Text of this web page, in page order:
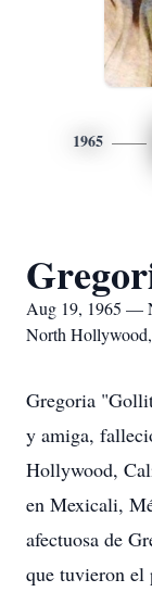
1965
Aug 19, 1965 —
North
Gregoria
y amiga,
Hollywood,
en Mexicali,
afectuosa de
que tuvieron el